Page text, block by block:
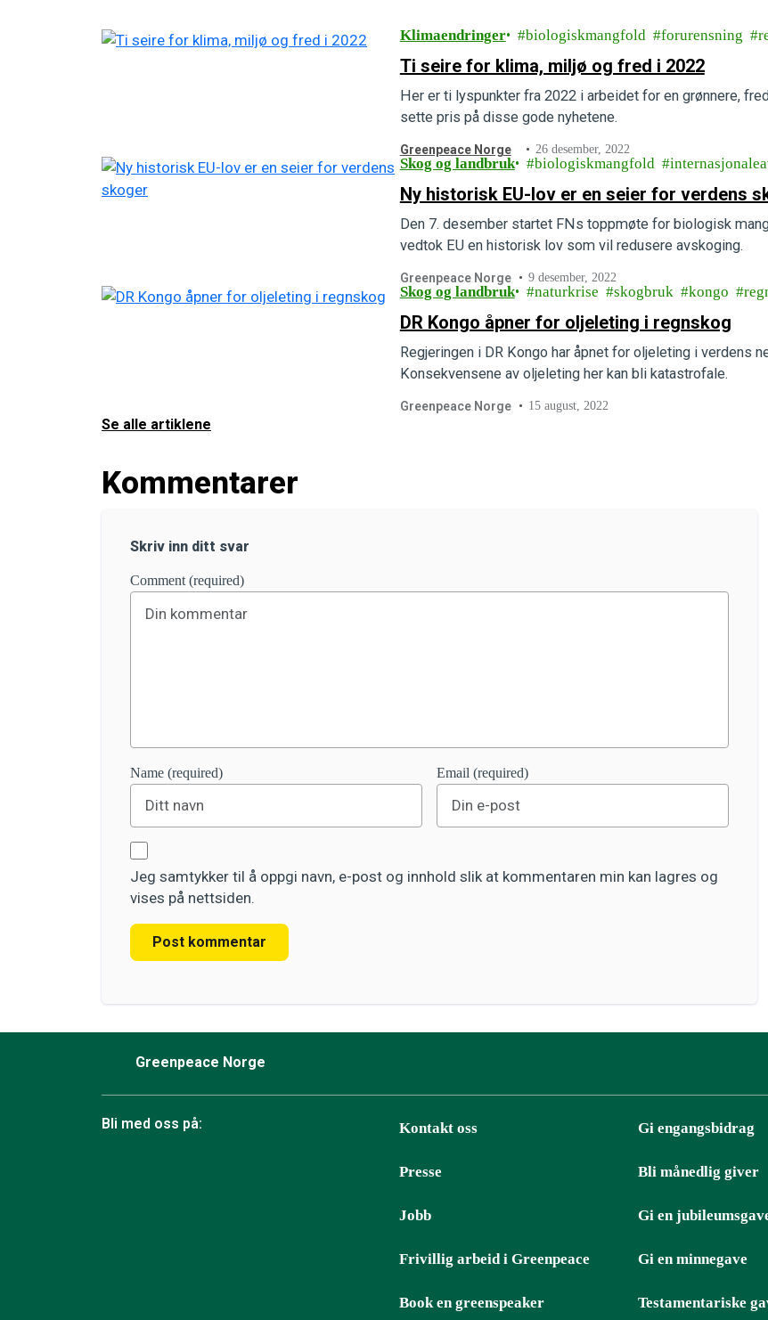
Klimaendringer biologiskmangfold forurensning
Ti seire for klima, miljø og fred i 2022
Her er ti lyspunkter fra 2022 i arbeidet for en grønnere,
sette pris på disse gode nyhetene.
Greenpeace Norge 26 desember, 2022
Skog og landbruk biologiskmangfold
Ny historisk EU-lov er en seier for verdens
Den 7. desember startet FNs toppmøte for biologisk
vedtok EU en historisk lov som vil redusere avskoging.
Greenpeace Norge 9 desember, 2022
Skog og landbruk naturkrise skogbruk kongo
DR Kongo åpner for oljeleting i regnskog
Regjeringen i DR Kongo har åpnet for oljeleting i verdens
Konsekvensene av oljeleting her kan bli katastrofale.
Greenpeace Norge 15 august, 2022
Se alle artiklene
Kommentarer
Skriv inn ditt svar
Comment (required)
Name (required) Email (required)
Jeg samtykker til å oppgi navn, e-post og innhold slik at kommentaren min kan lagres og
vises på nettsiden.
Post kommentar
Greenpeace Norge
Bli med oss på: Kontakt oss
Presse
Jobb
Frivillig arbeid i Greenpeace
Book en greenspeaker
Gi engangsbidrag
Bli månedlig giver
Gi en
Gi en minnegave
Testamentariske